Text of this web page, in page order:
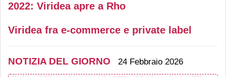
2022: Viridea apre a Rho
Viridea fra e-commerce e private label
NOTIZIA DEL GIORNO 24 Febbraio 2026